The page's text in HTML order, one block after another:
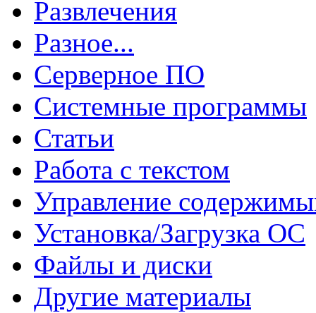
Развлечения
Разное...
Серверное ПО
Системные программы
Статьи
Работа с текстом
Управление
Установка/Загрузка ОС
Файлы и диски
Другие материалы